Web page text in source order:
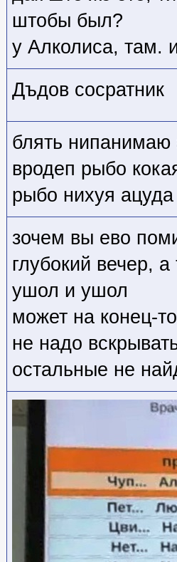
штобы был?
у Алколиса, там.
Дъдов сосратник
блять нипанимаю
вродеп рыбо
рыбо нихуя
зочем вы ево
глубокий вечер,
ушол и ушол
может на конец-
не надо
остальные не